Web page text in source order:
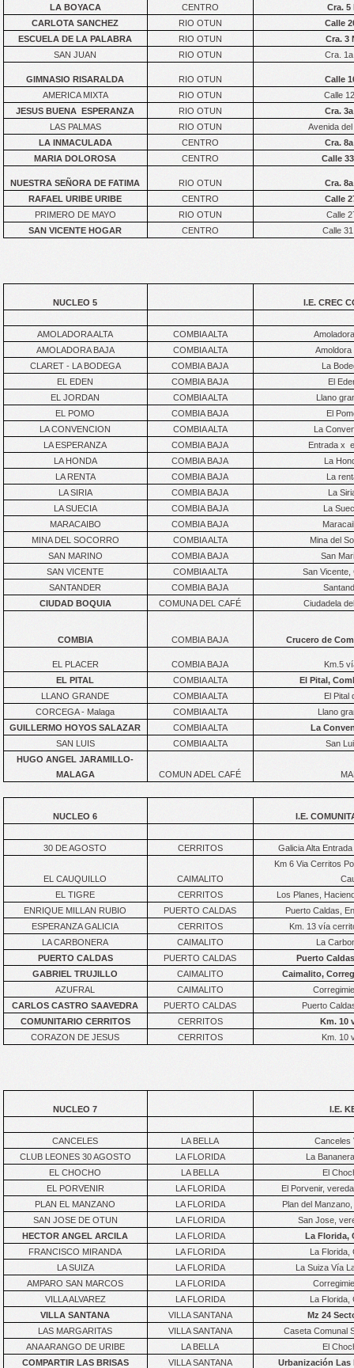
LA BOYACA CENTRO
Cra. 5
CARLOTA SANCHEZ
RIO OTUN
Calle
ESCUELA DE LA PALABRA
RIO OTUN
Cra. 3
SAN JUAN
RIO OTUN Cra.
GIMNASIO RISARALDA RIO OTUN
Calle
AMERICA MIXTA
RIO OTUN
Calle
JESUS BUENA ESPERANZA
RIO OTUN
Cra.
LAS PALMAS
RIO OTUN
Avenida
LA INMACULADA
CENTRO
Cra.
MARIA DOLOROSA
CENTRO Calle
NUESTRA SEÑORA DE FATIMA RIO OTUN
Cra.
RAFAEL URIBE URIBE
CENTRO
Calle
PRIMERO DE MAYO
RIO OTUN
Calle
SAN VICENTE HOGAR
CENTRO Calle
NUCLEO 5 I.E. CREC
AMOLADORA ALTA COMBIA ALTA
AMOLADORA BAJA
COMBIA ALTA
Amoldora
CLARET - LA BODEGA
COMBIA BAJA
La
EL EDEN
COMBIA BAJA
El
EL JORDAN
COMBIA ALTA
Llano
EL POMO
COMBIA BAJA
El
LA CONVENCION
COMBIA ALTA
La
LA ESPERANZA
COMBIA BAJA
Entrada x
LA HONDA
COMBIA BAJA
La
LA RENTA
COMBIA BAJA
La
LA SIRIA
COMBIA BAJA
La
LA SUECIA
COMBIA BAJA
La
MARACAIBO
COMBIA BAJA
MINA DEL SOCORRO
COMBIA ALTA
Mina del
SAN MARINO
COMBIA BAJA
San
SAN VICENTE
COMBIA ALTA
San Vicente,
SANTANDER
COMBIA BAJA
CIUDAD BOQUIA
COMUNA DEL CAFÉ Ciudadela
COMBIA COMBIA BAJA Crucero de
EL PLACER COMBIA BAJA
Km.5
EL PITAL
COMBIA ALTA
El Pital,
LLANO GRANDE
COMBIA ALTA
El Pital
CORCEGA - Malaga
COMBIA ALTA
Llano
GUILLERMO HOYOS SALAZAR
COMBIA ALTA
La
SAN LUIS
COMBIA ALTA
San
HUGO ANGEL JARAMILLO-
MALAGA
COMUN ADEL CAFÉ
NUCLEO 6 I.E.
30 DE AGOSTO CERRITOS Galicia Alta
EL CAUQUILLO CAIMALITO
Km 6 Via Cerritos
EL TIGRE
CERRITOS
Los Planes,
ENRIQUE MILLAN RUBIO
PUERTO CALDAS
Puerto Caldas,
ESPERANZA GALICIA
CERRITOS
Km. 13 vía
LA CARBONERA
CAIMALITO
La
PUERTO CALDAS
PUERTO CALDAS
Puerto
GABRIEL TRUJILLO
CAIMALITO
Caimalito,
AZUFRAL
CAIMALITO
CARLOS CASTRO SAAVEDRA
PUERTO CALDAS
Puerto
COMUNITARIO CERRITOS
CERRITOS
Km. 10
CORAZON DE JESUS
CERRITOS Km. 10
NUCLEO 7 I.E.
CANCELES LA BELLA
Canceles
CLUB LEONES 30 AGOSTO
LA FLORIDA
La
EL CHOCHO
LA BELLA
El
EL PORVENIR
LA FLORIDA
El Porvenir,
PLAN EL MANZANO
LA FLORIDA
Plan del
SAN JOSE DE OTUN
LA FLORIDA
San Jose,
HECTOR ANGEL ARCILA
LA FLORIDA
La Florida,
FRANCISCO MIRANDA
LA FLORIDA
La Florida,
LA SUIZA
LA FLORIDA
La Suiza Vía
AMPARO SAN MARCOS
LA FLORIDA
VILLA ALVAREZ
LA FLORIDA
La Florida,
VILLA SANTANA
VILLA SANTANA
Mz 24
LAS MARGARITAS
VILLA SANTANA
Caseta Comunal
ANA ARANGO DE URIBE
LA BELLA
El
COMPARTIR LAS BRISAS
VILLA SANTANA
Urbanización Las